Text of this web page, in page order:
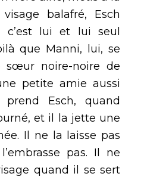
balafré, Esch
c’est lui et lui seul
que Manni, lui, se
sœur noire-noire de
petite amie aussi
Esch, quand
et il la jette une
Il ne la laisse pas
pas. Il ne
quand il se sert